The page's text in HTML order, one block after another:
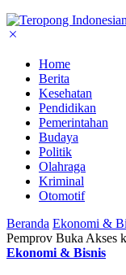
Home
Berita
Kesehatan
Pendidikan
Pemerintahan
Budaya
Politik
Olahraga
Kriminal
Otomotif
Beranda Ekonomi &
Pemprov Buka Akses
Ekonomi & Bisnis